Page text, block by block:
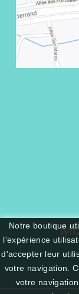
Notre boutique
l'expérience
d'accepter leur
votre navigation.
votre